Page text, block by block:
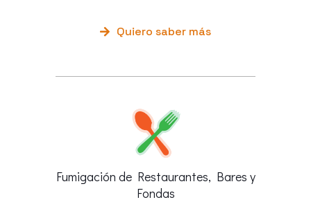
Quiero saber más
Fumigación de Restaurantes, Bares y
Fondas